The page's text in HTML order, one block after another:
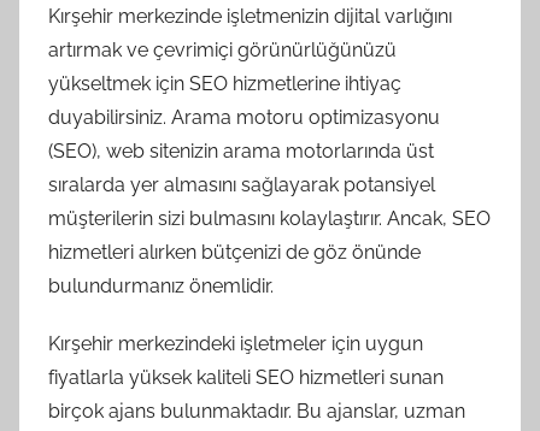
Kırşehir merkezinde işletmenizin dijital varlığını
artırmak ve çevrimiçi görünürlüğünüzü
yükseltmek için SEO hizmetlerine ihtiyaç
duyabilirsiniz. Arama motoru optimizasyonu
(SEO), web sitenizin arama motorlarında üst
sıralarda yer almasını sağlayarak potansiyel
müşterilerin sizi bulmasını kolaylaştırır. Ancak, SEO
hizmetleri alırken bütçenizi de göz önünde
bulundurmanız önemlidir.
Kırşehir merkezindeki işletmeler için uygun
fiyatlarla yüksek kaliteli SEO hizmetleri sunan
birçok ajans bulunmaktadır. Bu ajanslar, uzman